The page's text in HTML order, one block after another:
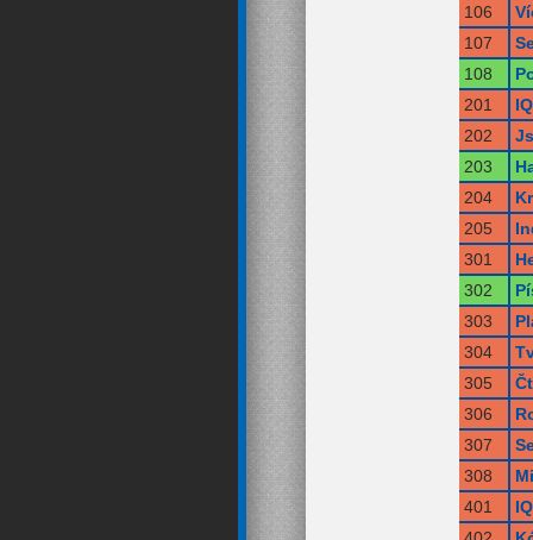
106
107
108
201
202
203
204
205
301
302
303
304
305
306
307
308
401